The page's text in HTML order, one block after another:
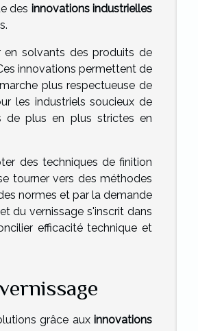
des innovations industrielles
en solvants des produits de
innovations permettent de
plus respectueuse de
les industriels soucieux de
de plus en plus strictes en
des techniques de finition
tourner vers des méthodes
normes et par la demande
du vernissage s'inscrit dans
efficacité technique et
grâce aux innovations